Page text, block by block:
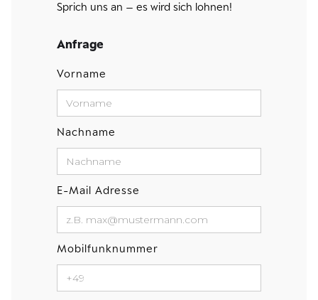
Sprich uns an – es wird sich lohnen!
Anfrage
Vorname
Nachname
E-Mail Adresse
Mobilfunknummer